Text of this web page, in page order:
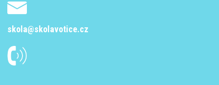
skola@skolavotice.cz